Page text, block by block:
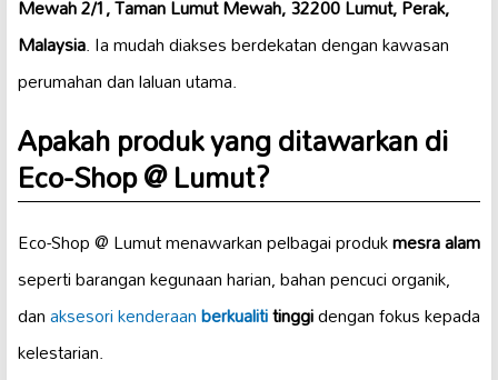
Mewah 2/1, Taman Lumut Mewah, 32200 Lumut, Perak,
Malaysia. Ia mudah diakses berdekatan dengan kawasan
perumahan dan laluan utama.
Apakah produk yang ditawarkan di
Eco-Shop @ Lumut?
Eco-Shop @ Lumut menawarkan pelbagai produkmesra alam
seperti barangan kegunaan harian, bahan pencuci organik,
danaksesori kenderaanberkualititinggidengan fokus kepada
kelestarian.